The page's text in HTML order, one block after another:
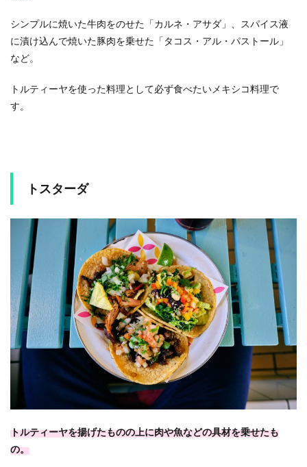
シンプルに焼いた牛肉をのせた「カルネ・アサダ」、スパイス液
に漬け込んで焼いた豚肉を乗せた「タコス・アル・パストール」
など。
トルティーヤを使った料理として必ず食べたいメキシコ料理で
す。
トスターダ
トルティーヤを揚げたものの上に肉や魚などの具材を乗せたも
の。